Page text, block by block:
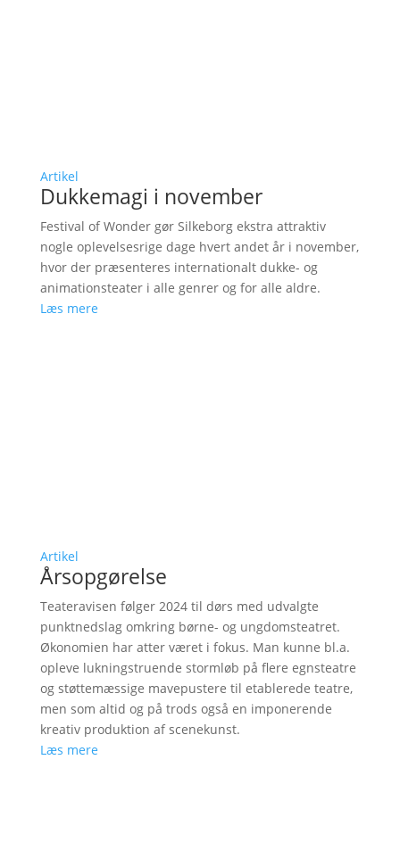
Artikel
Dukkemagi i november
Festival of Wonder gør Silkeborg ekstra attraktiv
nogle oplevelsesrige dage hvert andet år i november,
hvor der præsenteres internationalt dukke- og
animationsteater i alle genrer og for alle aldre.
Læs mere
Artikel
Årsopgørelse
Teateravisen følger 2024 til dørs med udvalgte
punktnedslag omkring børne- og ungdomsteatret.
Økonomien har atter været i fokus. Man kunne bl.a.
opleve lukningstruende stormløb på flere egnsteatre
og støttemæssige mavepustere til etablerede teatre,
men som altid og på trods også en imponerende
kreativ produktion af scenekunst.
Læs mere